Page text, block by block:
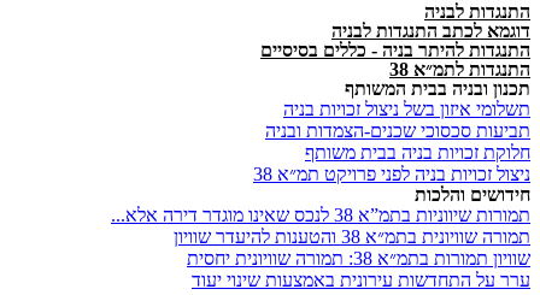
התנגדות לבניה
דוגמא לכתב התנגדות לבניה
התנגדות להיתר בניה - כללים בסיסיים
התנגדות לתמ״א 38
תכנון ובניה בבית המשותף
תשלומי איזון בשל ניצול זכויות בניה
תביעות סכסוכי שכנים-הצמדות ובניה
חלוקת זכויות בניה בבית משותף
ניצול זכויות בניה לפני פרויקט תמ״א 38
חידושים והלכות
תמורות שיווניות בתמ”א 38 לנכס שאינו מוגדר דירה אלא...
תמורה שוויונית בתמ״א 38 והטענות להיעדר שוויון
שוויון תמורות בתמ״א 38: תמורה שוויונית יחסית
ערר על התחדשות עירונית באמצעות שינוי יעוד